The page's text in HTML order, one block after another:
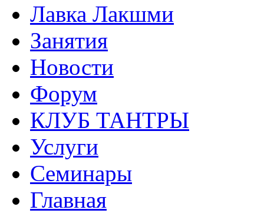
Лавка Лакшми
Занятия
Новости
Форум
КЛУБ ТАНТРЫ
Услуги
Семинары
Главная